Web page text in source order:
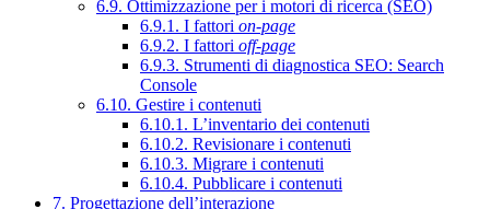
6.9. Ottimizzazione per i motori di ricerca (SEO)
6.9.1. I fattori on-page
6.9.2. I fattori off-page
6.9.3. Strumenti di diagnostica SEO: Search
Console
6.10. Gestire i contenuti
6.10.1. L’inventario dei contenuti
6.10.2. Revisionare i contenuti
6.10.3. Migrare i contenuti
6.10.4. Pubblicare i contenuti
7. Progettazione dell’interazione